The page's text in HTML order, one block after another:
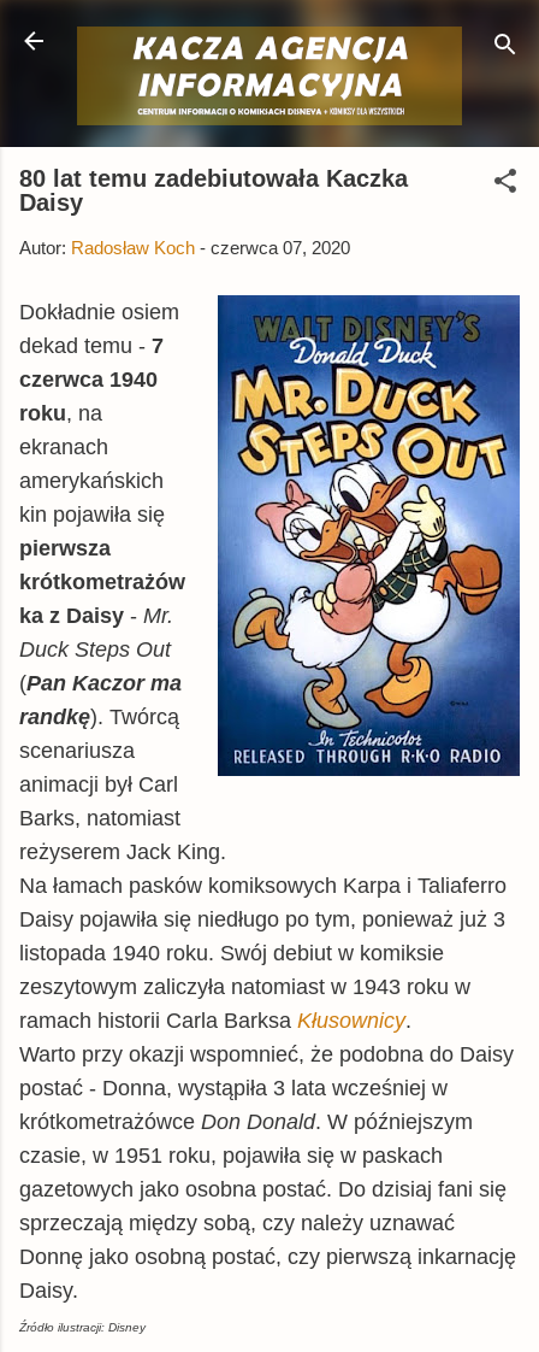
Przejdź do głównej zawartości
80 lat temu zadebiutowała Kaczka
Daisy
Autor: Radosław Koch - czerwca 07, 2020
Dokładnie osiem
dekad temu - 7
czerwca 1940
roku, na
ekranach
amerykańskich
kin pojawiła się
pierwsza
krótkometrażów
ka z Daisy - Mr.
Duck Steps Out
(Pan Kaczor ma
randkę). Twórcą
scenariusza
animacji był Carl
Barks, natomiast
reżyserem Jack King.
Na łamach pasków komiksowych Karpa i Taliaferro
Daisy pojawiła się niedługo po tym, ponieważ już 3
listopada 1940 roku. Swój debiut w komiksie
zeszytowym zaliczyła natomiast w 1943 roku w
ramach historii Carla Barksa Kłusownicy.
Warto przy okazji wspomnieć, że podobna do Daisy
postać - Donna, wystąpiła 3 lata wcześniej w
krótkometrażówce Don Donald. W późniejszym
czasie, w 1951 roku, pojawiła się w paskach
gazetowych jako osobna postać. Do dzisiaj fani się
sprzeczają między sobą, czy należy uznawać
Donnę jako osobną postać, czy pierwszą inkarnację
Daisy.
Źródło ilustracji: Disney